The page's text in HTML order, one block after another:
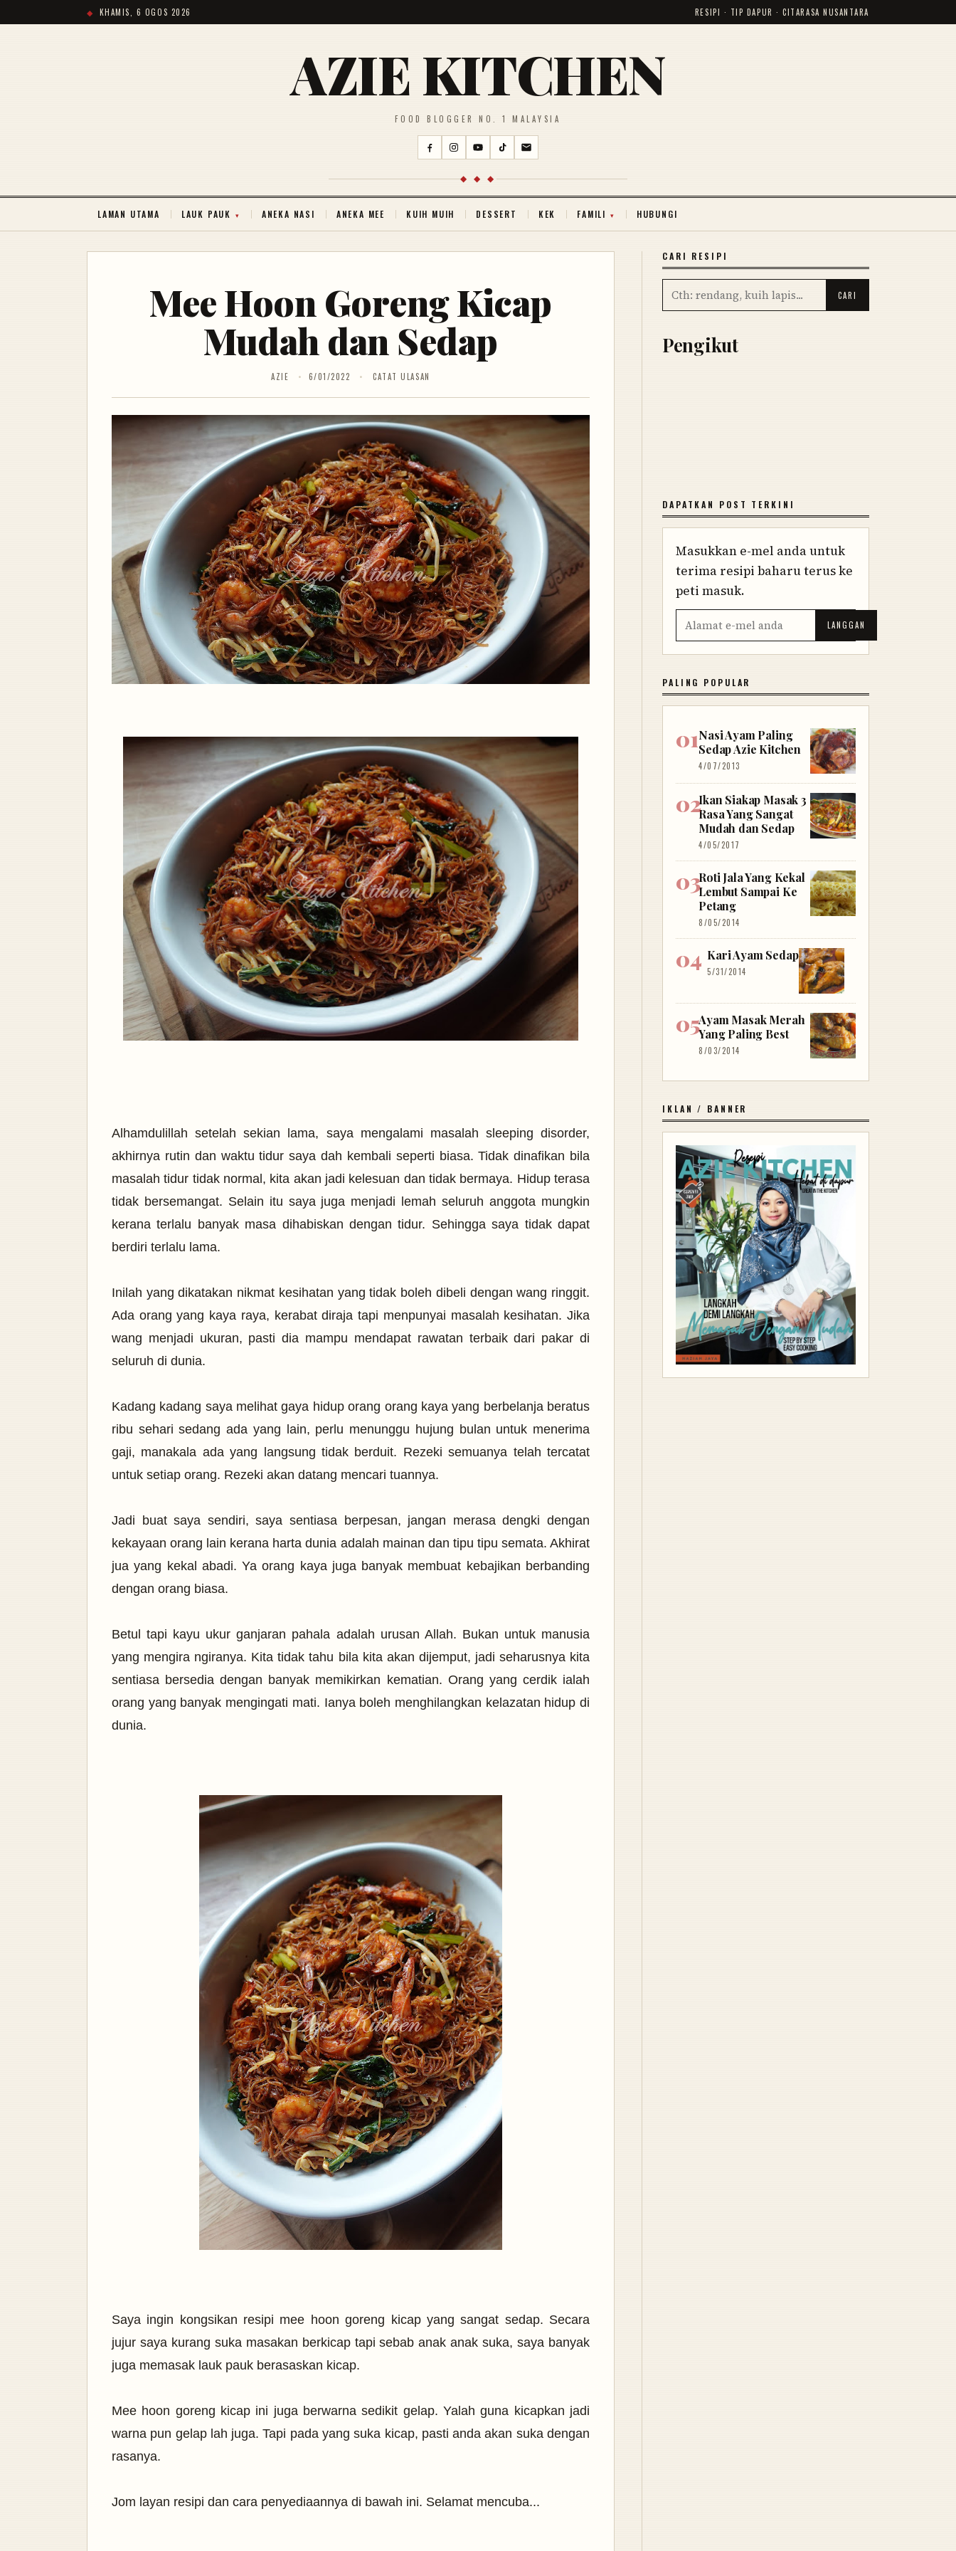
KHAMIS, 6 OGOS 2026 RESIPI · TIP DAPUR · CITARASA NUSANTARA
AZIE KITCHEN
FOOD BLOGGER NO. 1 MALAYSIA
◆ ◆ ◆
LAMAN UTAMA LAUK PAUK ANEKA NASI ANEKA MEE KUIH MUIH DESSERT KEK FAMILI HUBUNGI
Mee Hoon Goreng Kicap
Mudah dan Sedap
AZIE 6/01/2022 CATAT ULASAN
Alhamdulillah setelah sekian lama, saya mengalami masalah sleeping disorder,
akhirnya rutin dan waktu tidur saya dah kembali seperti biasa. Tidak dinafikan bila
masalah tidur tidak normal, kita akan jadi kelesuan dan tidak bermaya. Hidup terasa
tidak bersemangat. Selain itu saya juga menjadi lemah seluruh anggota mungkin
kerana terlalu banyak masa dihabiskan dengan tidur. Sehingga saya tidak dapat
berdiri terlalu lama.
Inilah yang dikatakan nikmat kesihatan yang tidak boleh dibeli dengan wang ringgit.
Ada orang yang kaya raya, kerabat diraja tapi menpunyai masalah kesihatan. Jika
wang menjadi ukuran, pasti dia mampu mendapat rawatan terbaik dari pakar di
seluruh di dunia.
Kadang kadang saya melihat gaya hidup orang orang kaya yang berbelanja beratus
ribu sehari sedang ada yang lain, perlu menunggu hujung bulan untuk menerima
gaji, manakala ada yang langsung tidak berduit. Rezeki semuanya telah tercatat
untuk setiap orang. Rezeki akan datang mencari tuannya.
Jadi buat saya sendiri, saya sentiasa berpesan, jangan merasa dengki dengan
kekayaan orang lain kerana harta dunia adalah mainan dan tipu tipu semata. Akhirat
jua yang kekal abadi. Ya orang kaya juga banyak membuat kebajikan berbanding
dengan orang biasa.
Betul tapi kayu ukur ganjaran pahala adalah urusan Allah. Bukan untuk manusia
yang mengira ngiranya. Kita tidak tahu bila kita akan dijemput, jadi seharusnya kita
sentiasa bersedia dengan banyak memikirkan kematian. Orang yang cerdik ialah
orang yang banyak mengingati mati. Ianya boleh menghilangkan kelazatan hidup di
dunia.
Saya ingin kongsikan resipi mee hoon goreng kicap yang sangat sedap. Secara
jujur saya kurang suka masakan berkicap tapi sebab anak anak suka, saya banyak
juga memasak lauk pauk berasaskan kicap.
Mee hoon goreng kicap ini juga berwarna sedikit gelap. Yalah guna kicapkan jadi
warna pun gelap lah juga. Tapi pada yang suka kicap, pasti anda akan suka dengan
rasanya.
Jom layan resipi dan cara penyediaannya di bawah ini. Selamat mencuba...
CARI RESIPI
Pengikut
DAPATKAN POST TERKINI
Masukkan e-mel anda untuk
terima resipi baharu terus ke
peti masuk.
PALING POPULAR
Nasi Ayam Paling
Sedap Azie Kitchen
4/07/2013
Ikan Siakap Masak 3
Rasa Yang Sangat
Mudah dan Sedap
4/05/2017
Roti Jala Yang Kekal
Lembut Sampai Ke
Petang
8/05/2014
Kari Ayam Sedap
5/31/2014
Ayam Masak Merah
Yang Paling Best
8/03/2014
IKLAN / BANNER